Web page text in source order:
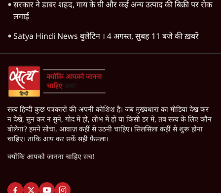
सरकार ने डाबर शहद, गाय के घी और कई अन्य उत्पाद की बिक्री पर रोक
लगाई
Satya Hindi News बुलेटिन । 4 अगस्त, सुबह 11 बजे की ख़बरें
सत्य हिन्दी कुछ पत्रकारों की अपनी कोशिश है। जब मुख्यधारा का मीडिया देख कर
न देखे, सुन कर न सुने, गोद में हो, लोभ में हो या किसी डर में, तब सत्य के लिए कौन
बोलेगा? हमने सोचा, आवाज़ कहीं से उठनी चाहिए। सिलसिला कहीं से शुरू होना
चाहिए। ताकि आप कर सकें सही फ़ैसला।
क्योंकि आपको जानना चाहिए सच!